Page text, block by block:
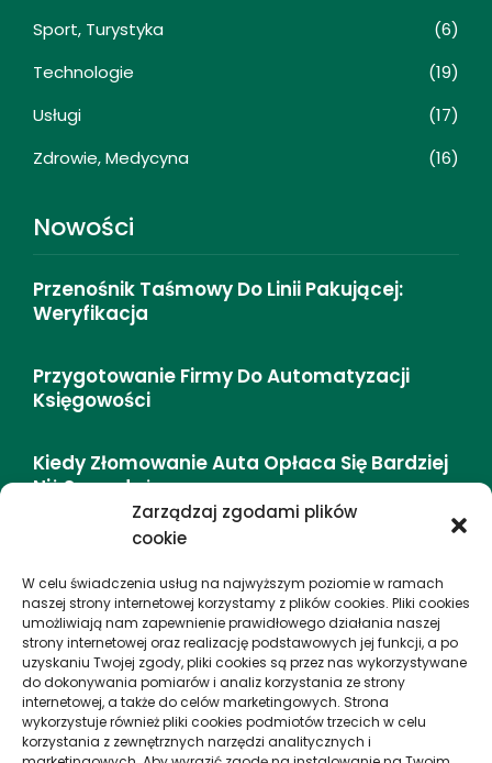
Zarządzaj zgodami plików
cookie
W celu świadczenia usług na najwyższym poziomie w ramach
naszej strony internetowej korzystamy z plików cookies. Pliki cookies
umożliwiają nam zapewnienie prawidłowego działania naszej
strony internetowej oraz realizację podstawowych jej funkcji, a po
uzyskaniu Twojej zgody, pliki cookies są przez nas wykorzystywane
do dokonywania pomiarów i analiz korzystania ze strony
internetowej, a także do celów marketingowych. Strona
wykorzystuje również pliki cookies podmiotów trzecich w celu
korzystania z zewnętrznych narzędzi analitycznych i
Sport, Turystyka
(6)
Technologie
(19)
Usługi
(17)
Zdrowie, Medycyna
(16)
Nowości
Przenośnik Taśmowy Do Linii Pakującej:
Weryfikacja
Przygotowanie Firmy Do Automatyzacji
Księgowości
Kiedy Złomowanie Auta Opłaca Się Bardziej
Niż Sprzedaż
DMC (dopuszczalna Masa Całkowita) –
Definicja I Zasady
Jak Storytelling Zmienia Wycieczki Miejskie
– Doświadczenie I Emocje
proEuropa